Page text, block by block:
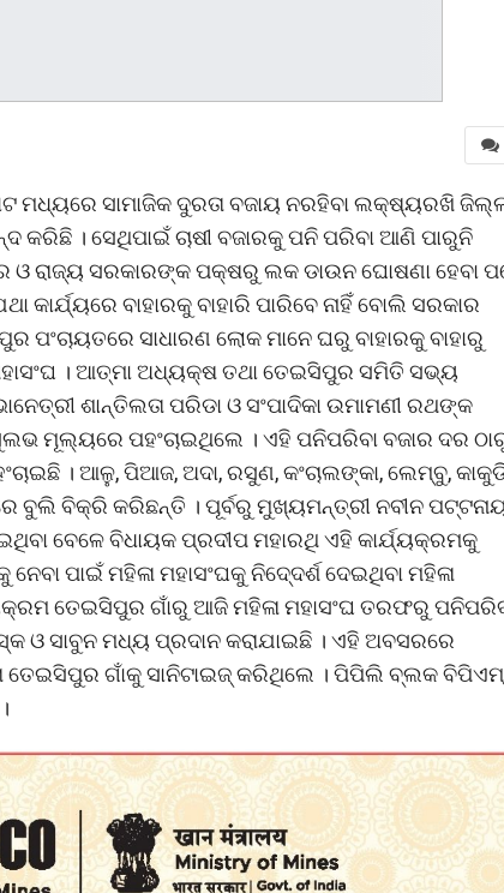
ମଧ୍ୟରେ ସାମାଜିକ ଦୁରତା ବଜାୟ ନରହିବା ଲକ୍ଷ୍ୟରଖି
କରିଛି । ସେଥିପାଇଁ ଚାଷୀ ବଜାରକୁ ପନି ପରିବା ଆଣି ପାରୁନି
ଓ ରାଜ୍ୟ ସରକାରଙ୍କ ପକ୍ଷରୁ ଲକ ଡାଉନ ଘୋଷଣା ହେବା
କାର୍ଯ୍ୟରେ ବାହାରକୁ ବାହାରି ପାରିବେ ନାହିଁ ବୋଲି ସରକାର
ସାଧାରଣ ଲୋକ ମାନେ ଘରୁ ବାହାରକୁ ବାହାରୁ
ମହାସଂଘ । ଆତ୍ମା ଅଧ୍ୟକ୍ଷ ତଥା ତେଇସିପୁର ସମିତି ସଭ୍ୟ
ଶାନ୍ତିଲତା ପରିଡା ଓ ସଂପାଦିକା ଉମାମଣୀ ରଥଙ୍କ
ମୂଲ୍ୟରେ ପହଂଚାଇଥିଲେ । ଏହି ପନିପରିବା ବଜାର ଦର
। ଆଳୁ, ପିଆଜ, ଅଦା, ରସୁଣ, କଂଚାଲଙ୍କା, ଲେମ୍ବୁ,
ବୁଲି ବିକ୍ରି କରିଛନ୍ତି । ପୂର୍ବରୁ ମୁଖ୍ୟମନ୍ତ୍ରୀ ନବୀନ
ବେଳେ ବିଧାୟକ ପ୍ରଦୀପ ମହାରଥି ଏହି କାର୍ଯ୍ୟକ୍ରମକୁ
ପାଇଁ ମହିଳା ମହାସଂଘକୁ ନିଦେ୍ଦର୍ଶ ଦେଇଥିବା ମହିଳା
ତେଇସିପୁର ଗାଁରୁ ଆଜି ମହିଳା ମହାସଂଘ ତରଫରୁ
ଓ ସାବୁନ ମଧ୍ୟ ପ୍ରଦାନ କରାଯାଇଛି । ଏହି ଅବସରରେ
ତେଇସିପୁର ଗାଁକୁ ସାନିଟାଇଜ୍ କରିଥିଲେ । ପିପିଲି ବ୍ଲକ ବିପିଏମ୍